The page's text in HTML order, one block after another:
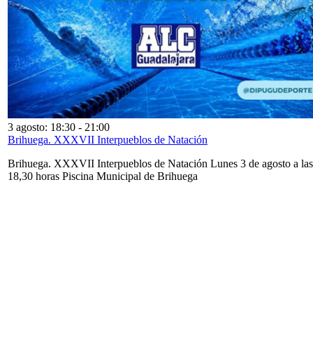
3 agosto: 18:30 - 21:00
Brihuega. XXXVII Interpueblos de Natación
Brihuega. XXXVII Interpueblos de Natación Lunes 3 de agosto a las
18,30 horas Piscina Municipal de Brihuega